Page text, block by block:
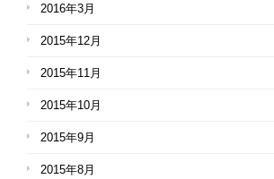
2016年3月
2015年12月
2015年11月
2015年10月
2015年9月
2015年8月